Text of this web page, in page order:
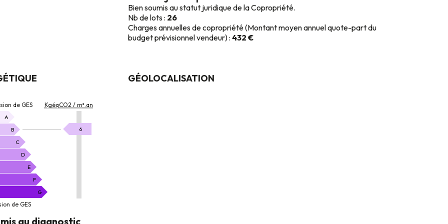
Bien soumis au statut juridique de la Copropriété.
Nb de lots : 26
Charges annuelles de copropriété (Montant moyen annuel quote-part du
budget prévisionnel vendeur) : 432 €
de GES KgéqCO2 / m².an
A
B
C
D
E
F
G
6KgéqCO2
de GES
au diagnostic
GÉOLOCALISATION